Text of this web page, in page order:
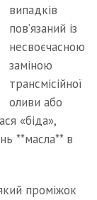
випадків
пов’язаний із
несвоєчасною
заміною
трансмісійної
оливи або
«біда»,
**масла** в
проміжок